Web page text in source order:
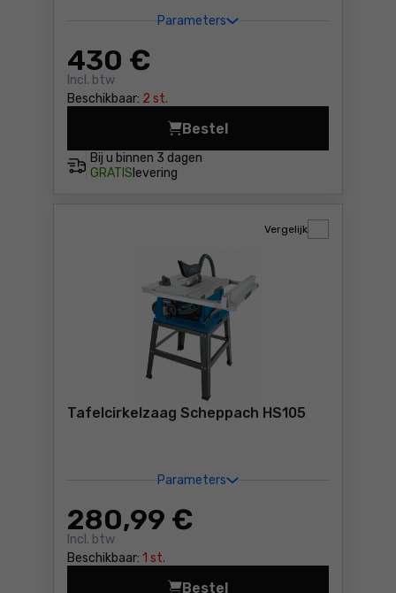
Parameters
430 €
Incl. btw
Beschikbaar: 2 st.
Bij u binnen 3 dagen
GRATIS levering
Bestel
Tafelcirkelzaag
Tafelcirkelzaag Scheppach HS105
Parameters
280,99 €
Incl. btw
Beschikbaar: 1 st.
Vergelijk
Bestel